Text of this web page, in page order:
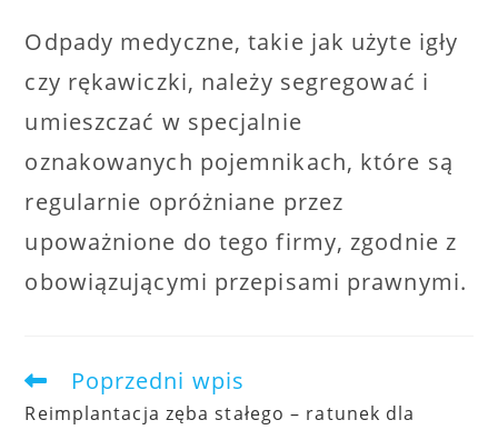
Odpady medyczne, takie jak użyte igły
czy rękawiczki, należy segregować i
umieszczać w specjalnie
oznakowanych pojemnikach, które są
regularnie opróżniane przez
upoważnione do tego firmy, zgodnie z
obowiązującymi przepisami prawnymi.
artykułyPoprzedni wpis
Reimplantacja zęba stałego – ratunek dla